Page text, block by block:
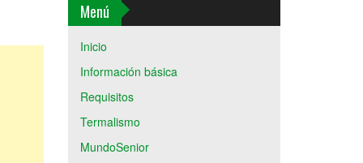
Menú
Inicio
Información básica
Requisitos
Termalismo
MundoSenior